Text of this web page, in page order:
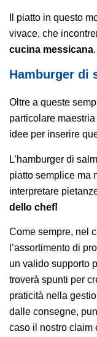
Il piatto in questo
vivace, che
cucina messicana.
Hamburger di
Oltre a queste
particolare
idee per inserire
L’hamburger di
piatto semplice ma
interpretare
dello chef!
Come sempre, nel
l’assortimento di
un valido supporto
troverà spunti per
praticità nella
dalle consegne,
caso il nostro claim